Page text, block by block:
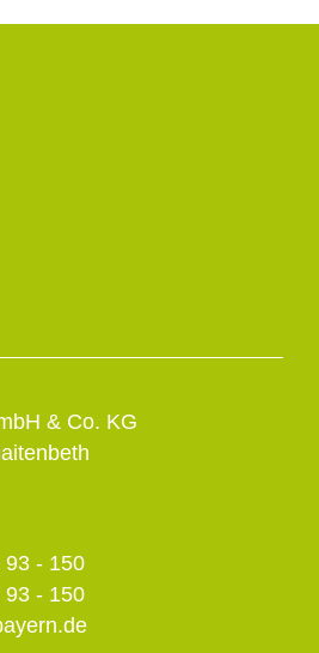
& Co. KG
- 150
- 150